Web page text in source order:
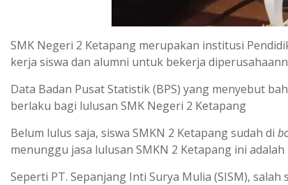
SMK Negeri 2 Ketapang merupakan institusi
kerja siswa dan alumni untuk bekerja
Data Badan Pusat Statistik (BPS) yang menyebut
berlaku bagi lulusan SMK Negeri 2 Ketapang
Belum lulus saja, siswa SMKN 2 Ketapang sudah di
menunggu jasa lulusan SMKN 2 Ketapang ini
Seperti PT. Sepanjang Inti Surya Mulia (SISM),